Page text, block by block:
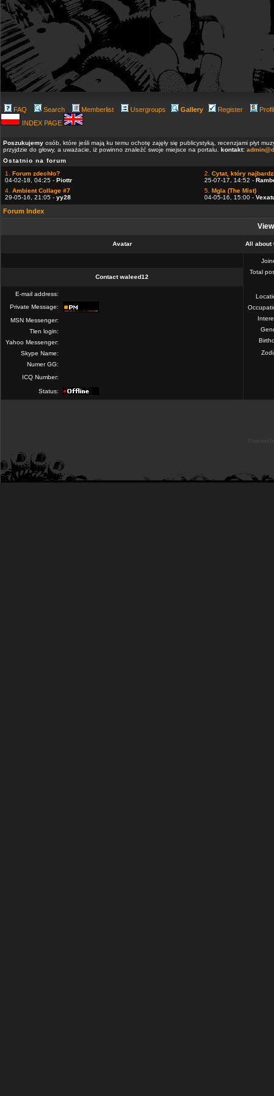
FAQ Search Memberlist Usergroups Gallery Register
INDEX PAGE
Poszukujemy osób, które jeśli mają ku temu ochotę zajęły się publicystyką, recenzjami płyt
przyjdzie do głowy, a uważacie, iż powinno znaleźć swoje miejsce na portalu. kontakt:
Ostatnio na forum
1. Forum zdechło?
04-02-18, 04:25 - Piottr
2. Cytat, który
25-07-17, 14:52 -
4. Ambient Collage #7
29-05-16, 21:05 - yy28
5. Mgla (The Mist)
04-05-16, 15:00 -
Forum Index
Avatar All about
Total
Contact waleed12
E-mail address:
Private Message:
MSN Messenger:
Tlen login:
Yahoo Messenger:
Skype Name:
Numer GG:
ICQ Number:
Status: